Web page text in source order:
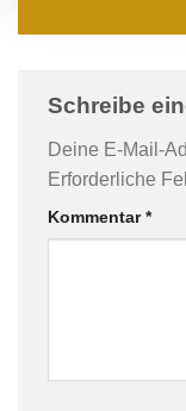
Schreibe
Deine E-Mail-
Erforderliche
Kommentar*